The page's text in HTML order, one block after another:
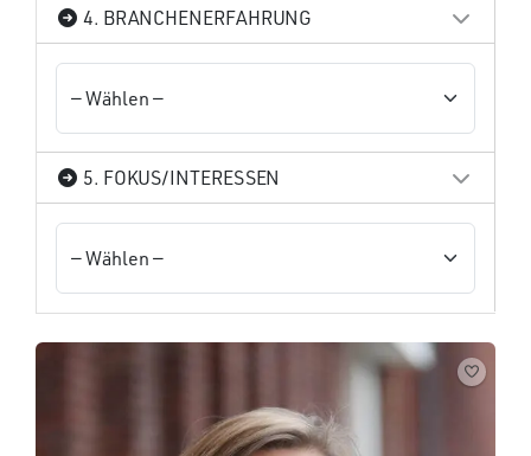
4. BRANCHENERFAHRUNG
5. FOKUS/INTERESSEN